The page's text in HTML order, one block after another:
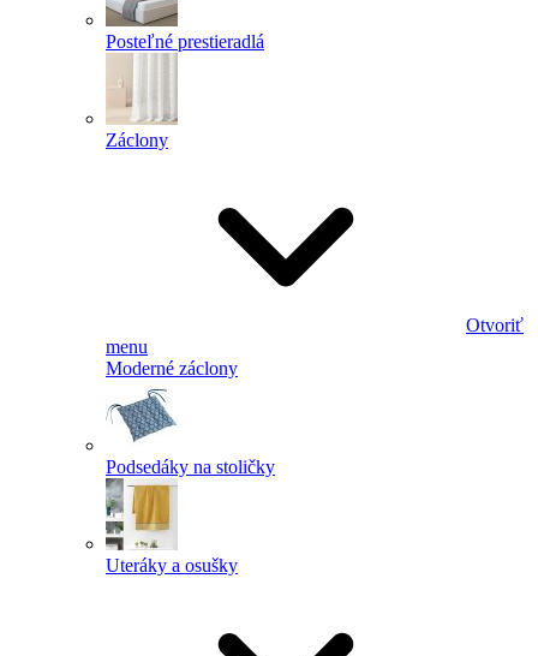
Posteľné prestieradlá
Záclony
Otvoriť
menu
Moderné záclony
Podsedáky na stoličky
Uteráky a osušky